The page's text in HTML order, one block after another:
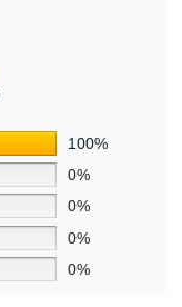
100%
0%
0%
0%
0%